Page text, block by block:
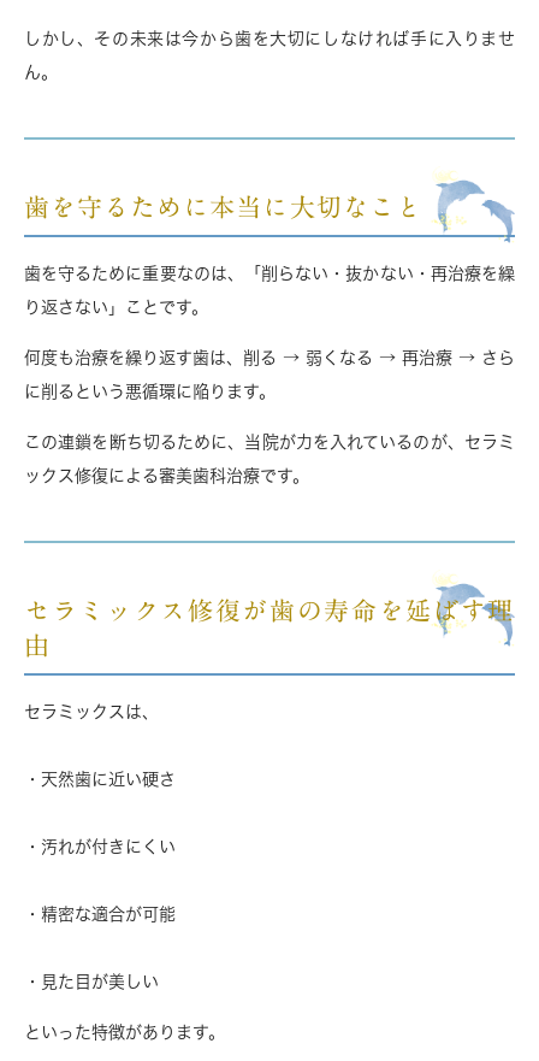
しかし、その未来は今から歯を大切にしなければ手に入りませ
ん。
歯を守るために本当に大切なこと
歯を守るために重要なのは、「削らない・抜かない・再治療を繰
り返さない」ことです。
何度も治療を繰り返す歯は、 削る → 弱くなる → 再治療 → さら
に削る という悪循環に陥ります。
この連鎖を断ち切るために、当院が力を入れているのが、 セラミ
ックス修復による審美歯科治療です。
セラミックス修復が歯の寿命を延ばす理
由
セラミックスは、
・天然歯に近い硬さ
・汚れが付きにくい
・精密な適合が可能
・見た目が美しい
といった特徴があります。